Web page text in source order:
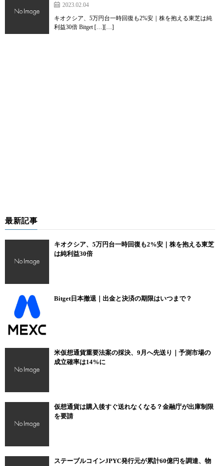
2023.02.04
キオクシア、5万円台一時回復も2%安｜株を抱える東芝は純
利益30倍 Bitget […][…]
最新記事
キオクシア、5万円台一時回復も2%安｜株を抱える東芝
は純利益30倍
Bitget日本撤退｜出金と決済の期限はいつまで？
米仮想通貨重要法案の採決、9月へ先送り｜予測市場の
成立確率は14%に
仮想通貨は購入後すぐ送れなくなる？金融庁が出庫制限
を要請
ステーブルコインJPYC発行元が累計60億円を調達、物